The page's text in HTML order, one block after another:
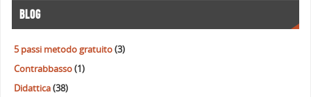
BLOG
5 passi metodo gratuito(3)
Contrabbasso(1)
Didattica(38)